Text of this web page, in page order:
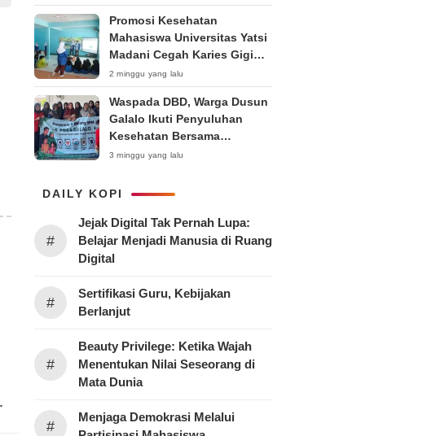
dan Ibu PKK RT 04 RW 01
Kelurahan Pakintelan
Promosi Kesehatan
Mahasiswa Universitas Yatsi
Madani Cegah Karies Gigi
Anak
2 minggu yang lalu
Waspada DBD, Warga Dusun
Galalo Ikuti Penyuluhan
Kesehatan Bersama
Mahasiswa Pemberdayaan
Surabaya 2026
3 minggu yang lalu
DAILY KOPI
#
Jejak Digital Tak Pernah Lupa:
Belajar Menjadi Manusia di Ruang
Digital
#
Sertifikasi Guru, Kebijakan
Berlanjut
#
Beauty Privilege: Ketika Wajah
Menentukan Nilai Seseorang di
Mata Dunia
#
Menjaga Demokrasi Melalui